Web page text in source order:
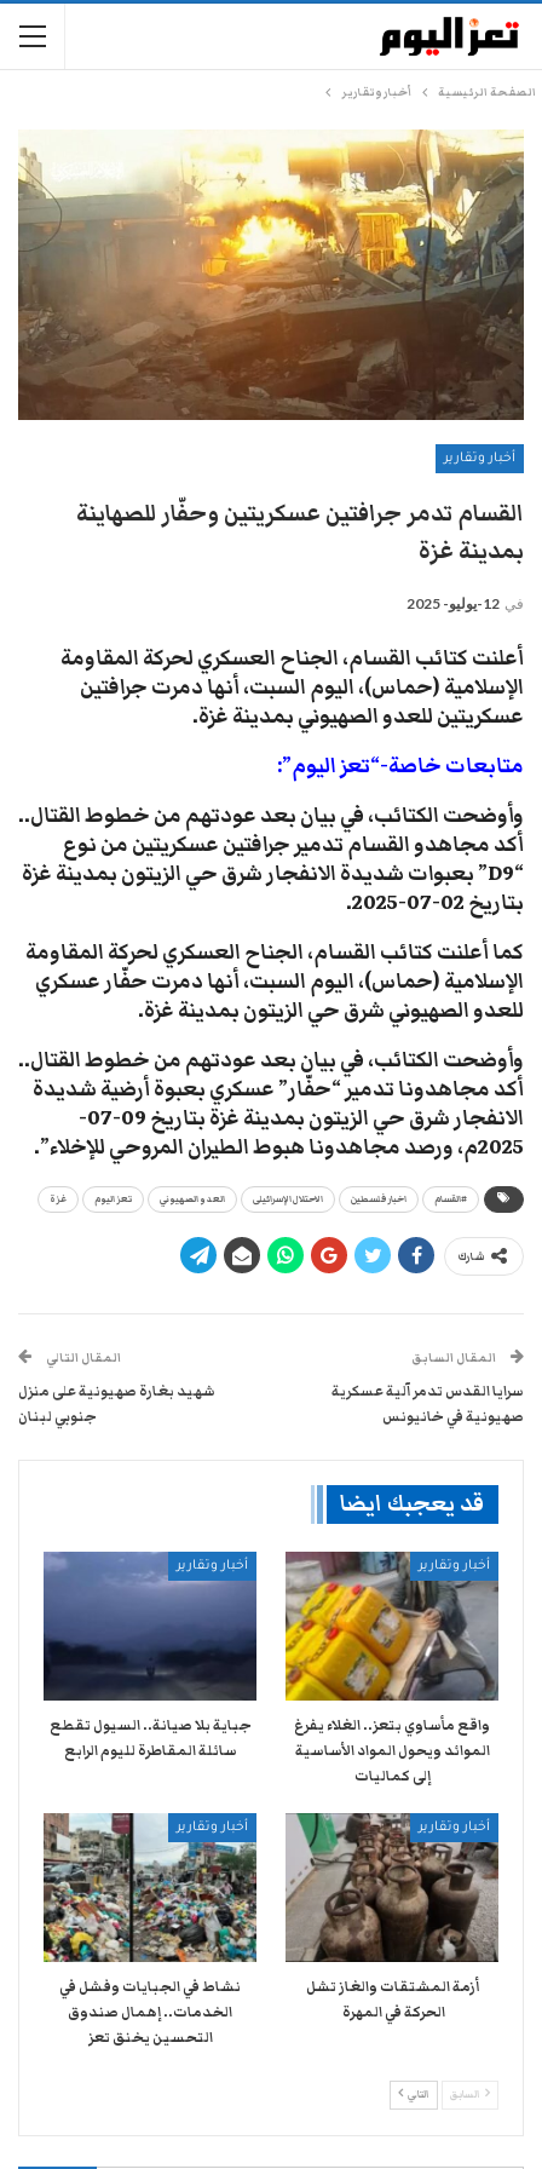
الصفحة الرئيسية أخبار وتقارير
أخبار وتقارير
القسام تدمر جرافتين عسكريتين وحفّار للصهاينة
بمدينة غزة
في 12-يوليو- 2025
أعلنت كتائب القسام، الجناح العسكري لحركة المقاومة
الإسلامية (حماس)، اليوم السبت، أنها دمرت جرافتين
عسكريتين للعدو الصهيوني بمدينة غزة.
متابعات خاصة-“تعز اليوم”:
وأوضحت الكتائب، في بيان بعد عودتهم من خطوط القتال..
أكد مجاهدو القسام تدمير جرافتين عسكريتين من نوع
“D9” بعبوات شديدة الانفجار شرق حي الزيتون بمدينة غزة
بتاريخ 02-07-2025.
كما أعلنت كتائب القسام، الجناح العسكري لحركة المقاومة
الإسلامية (حماس)، اليوم السبت، أنها دمرت حفّار عسكري
للعدو الصهيوني شرق حي الزيتون بمدينة غزة.
وأوضحت الكتائب، في بيان بعد عودتهم من خطوط القتال..
أكد مجاهدونا تدمير “حفّار” عسكري بعبوة أرضية شديدة
الانفجار شرق حي الزيتون بمدينة غزة بتاريخ 09-07-
2025م، ورصد مجاهدونا هبوط الطيران المروحي للإخلاء”.
#القسام اخبار فلسطين الاحتلال الإسرائيلى العدو الصهيوني تعز اليوم غزة
شارك
المقال السابق
سرايا القدس تدمر آلية عسكرية
صهيونية في خانيونس
المقال التالي
شهيد بغارة صهيونية على منزل
جنوبي لبنان
قد يعجبك ايضا
أخبار وتقارير
واقع مأساوي بتعز.. الغلاء يفرغ
الموائد ويحول المواد الأساسية
إلى كماليات
أخبار وتقارير
جباية بلا صيانة.. السيول تقطع
سائلة المقاطرة لليوم الرابع
أخبار وتقارير
أزمة المشتقات والغاز تشل
الحركة في المهرة ​
أخبار وتقارير
نشاط في الجبايات وفشل في
الخدمات.. إهمال صندوق
التحسين يخنق تعز
السابق التالي